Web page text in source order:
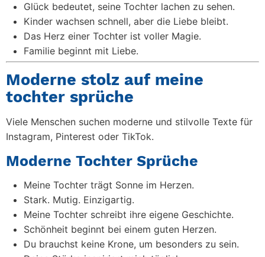
Glück bedeutet, seine Tochter lachen zu sehen.
Kinder wachsen schnell, aber die Liebe bleibt.
Das Herz einer Tochter ist voller Magie.
Familie beginnt mit Liebe.
Moderne stolz auf meine
tochter sprüche
Viele Menschen suchen moderne und stilvolle Texte für
Instagram, Pinterest oder TikTok.
Moderne Tochter Sprüche
Meine Tochter trägt Sonne im Herzen.
Stark. Mutig. Einzigartig.
Meine Tochter schreibt ihre eigene Geschichte.
Schönheit beginnt bei einem guten Herzen.
Du brauchst keine Krone, um besonders zu sein.